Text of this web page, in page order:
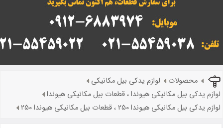
محصولات
لوازم یدکی بیل مکانیکی
لوازم یدکی بیل مکانیکی هیوندا ، قطعات بیل مکانیکی هیوندا
لوازم یدکی بیل مکانیکی هیوندا 250 ، قطعات بیل مکانیکی هیوندا 250